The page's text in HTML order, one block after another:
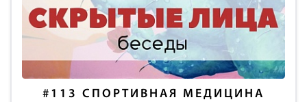
#113 СПОРТИВНАЯ МЕДИЦИНА